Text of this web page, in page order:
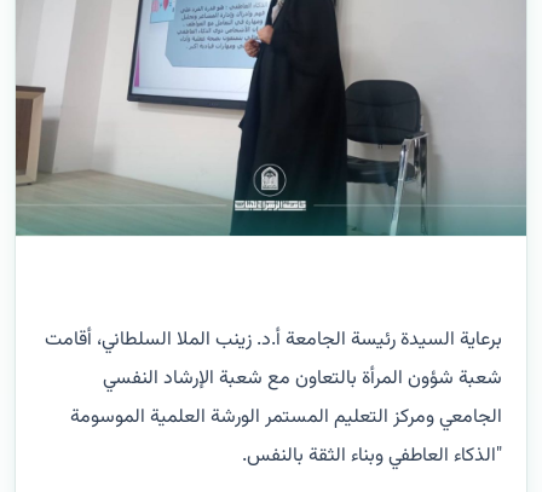
برعاية السيدة رئيسة الجامعة أ.د. زينب الملا السلطاني، أقامت
شعبة شؤون المرأة بالتعاون مع شعبة الإرشاد النفسي
الجامعي ومركز التعليم المستمر الورشة العلمية الموسومة
"الذكاء العاطفي وبناء الثقة بالنفس.